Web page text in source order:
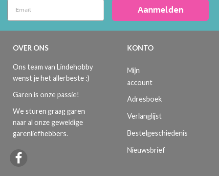
Aanmelden
OVER ONS
Ons team van Lindehobby
wenst je het allerbeste :)
Garen is onze passie!
We sturen graag garen
naar al onze geweldige
garenliefhebbers.
KONTO
Mijn
account
Adresboek
Verlanglijst
Bestelgeschiedenis
Nieuwsbrief